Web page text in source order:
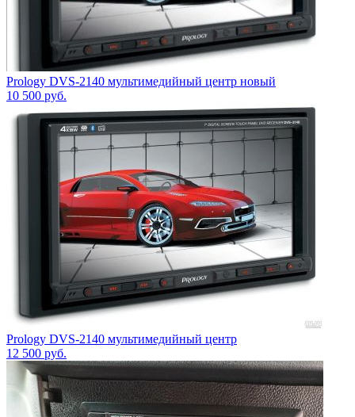
Prology DVS-2140 мультимедийный центр новый
10 500 руб.
Prology DVS-2140 мультимедийный центр
12 500 руб.